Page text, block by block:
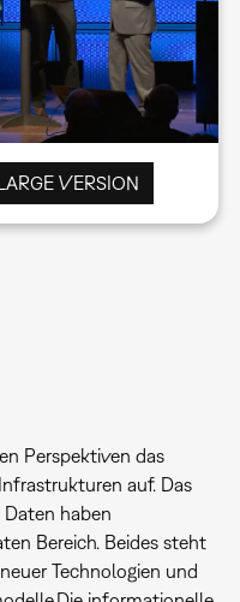
LARGE VERSION
Perspektiven das
auf. Das
haben
Bereich. Beides steht
Technologien und